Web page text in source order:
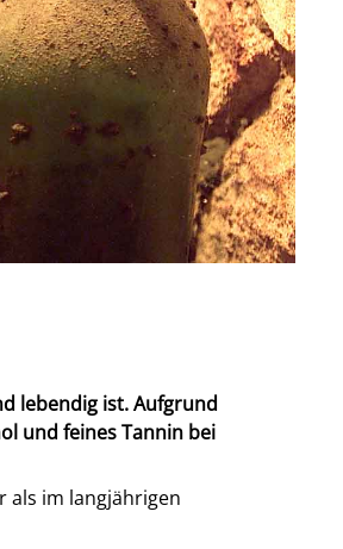
lebendig ist. Aufgrund
und feines Tannin bei
als im langjährigen